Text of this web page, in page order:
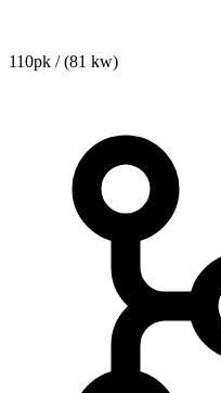
110pk / (81 kw)